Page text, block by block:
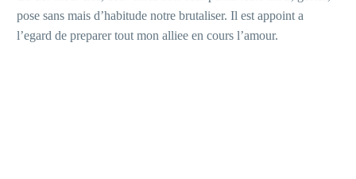
pose sans mais d’habitude notre brutaliser. Il est appoint a
l’egard de preparer tout mon alliee en cours l’amour.